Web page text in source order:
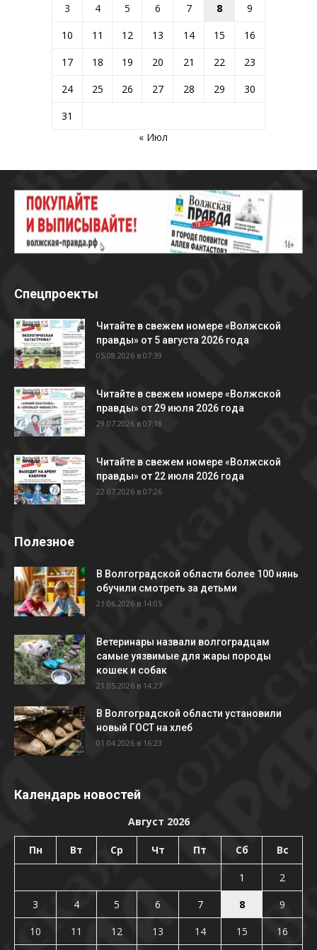
3
4 5 6 7 8
9
10
11 12 13 14 15
16
17
18 19 20 21 22
23
24
25 26 27 28 29
30
31
« Июл
Спецпроекты
Читайте в свежем номере «Волжской
правды» от 5 августа 2026 года
05.08.2026 в 07:39
Читайте в свежем номере «Волжской
правды» от 29 июля 2026 года
29.07.2026 в 07:18
Читайте в свежем номере «Волжской
правды» от 22 июля 2026 года
22.07.2026 в 07:26
Полезное
В Волгоградской области более 100 нянь
обучили смотреть за детьми
21.06.2026 в 14:05
Ветеринары назвали волгоградцам
самые уязвимые для жары породы
кошек и собак
21.05.2026 в 14:27
В Волгоградской области установили
новый ГОСТ на хлеб
01.04.2026 в 16:23
Календарь новостей
Август 2026
Пн Вт Ср Чт Пт Сб Вс
1
2
3
4 5 6 7 8
9
10
11 12 13 14 15
16